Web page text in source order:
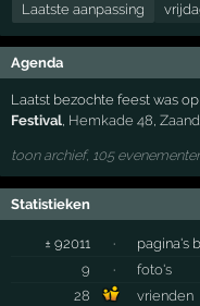
Laatste aanpassing
Agenda
Laatst bezochte feest was
Festival, Hemkade 48,
toon archief, 105
Statistieken
± 92011 ·
pagina's
9
·
foto's
28
vrienden